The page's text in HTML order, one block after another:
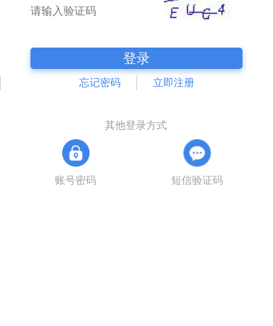
登录
忘记密码 立即注册
其他登录方式
账号密码 短信验证码